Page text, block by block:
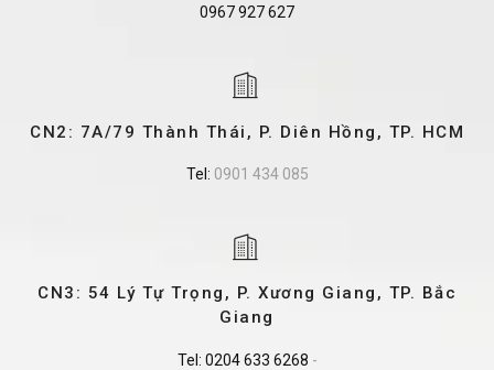
0967 927 627
CN2: 7A/79 Thành Thái, P. Diên Hồng, TP. HCM
Tel: 0901 434 085
CN3: 54 Lý Tự Trọng, P. Xương Giang, TP. Bắc
Giang
Tel: 0204 633 6268 -